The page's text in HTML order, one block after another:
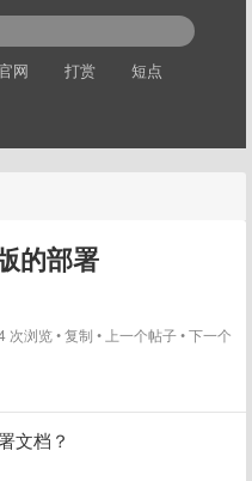
网 打赏 短点
的部署
次浏览 复制 上一个帖子 下一个
文档？